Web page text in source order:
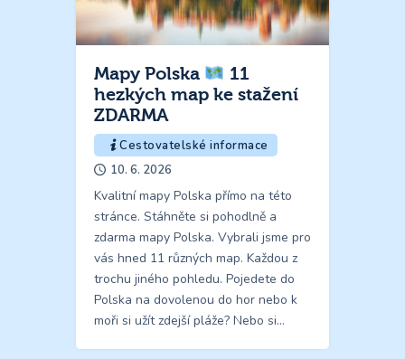
Mapy Polska
11
hezkých map ke stažení
ZDARMA
Cestovatelské informace
10. 6. 2026
Kvalitní mapy Polska přímo na této
stránce. Stáhněte si pohodlně a
zdarma mapy Polska. Vybrali jsme pro
vás hned 11 různých map. Každou z
trochu jiného pohledu. Pojedete do
Polska na dovolenou do hor nebo k
moři si užít zdejší pláže? Nebo si…